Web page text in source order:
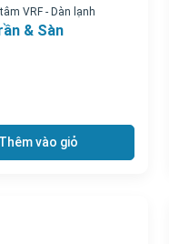
VRF - Dàn lạnh
& Sàn
vào giỏ